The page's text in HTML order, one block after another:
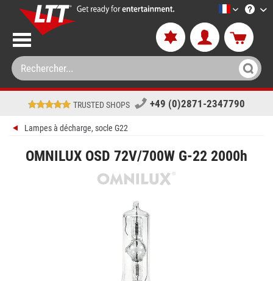
LTT-
TRUSTED SHOPS +49 (0)2871-2347790
Lampes à décharge, socle G22
OMNILUX OSD 72V/700W G-22 2000h